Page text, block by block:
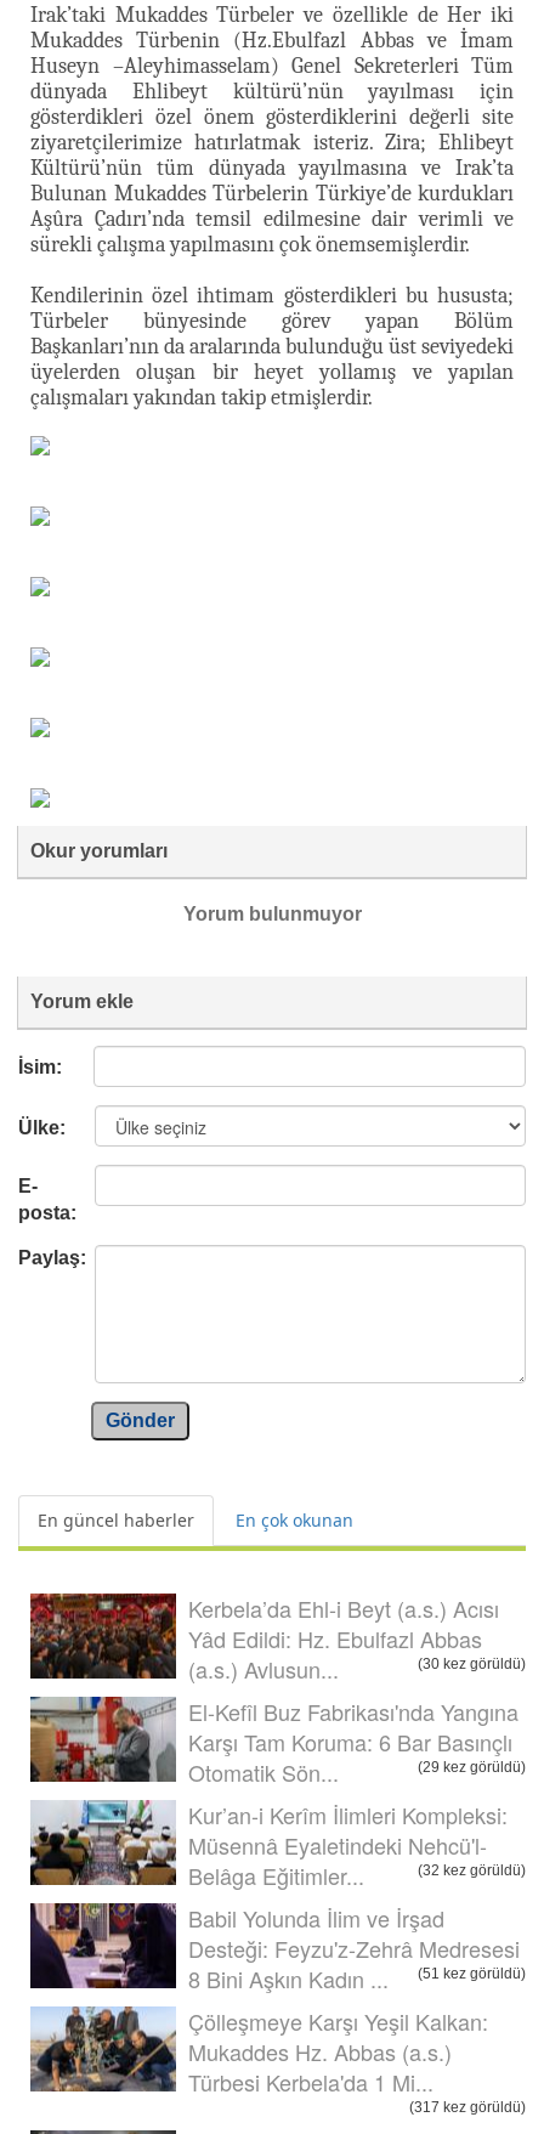
Irak’taki Mukaddes Türbeler ve özellikle de Her iki
Mukaddes Türbenin (Hz.Ebulfazl Abbas ve İmam
Huseyn –Aleyhimasselam) Genel Sekreterleri Tüm
dünyada Ehlibeyt kültürü’nün yayılması için
gösterdikleri özel önem gösterdiklerini değerli site
ziyaretçilerimize hatırlatmak isteriz. Zira; Ehlibeyt
Kültürü’nün tüm dünyada yayılmasına ve Irak’ta
Bulunan Mukaddes Türbelerin Türkiye’de kurdukları
Aşûra Çadırı’nda temsil edilmesine dair verimli ve
sürekli çalışma yapılmasını çok önemsemişlerdir.
Kendilerinin özel ihtimam gösterdikleri bu hususta;
Türbeler bünyesinde görev yapan Bölüm
Başkanları’nın da aralarında bulunduğu üst seviyedeki
üyelerden oluşan bir heyet yollamış ve yapılan
çalışmaları yakından takip etmişlerdir.
Okur yorumları
Yorum bulunmuyor
Yorum ekle
İsim:
Ülke:
E-
posta:
Paylaş:
Gönder
En güncel haberler En çok okunan
Kerbela’da Ehl-i Beyt (a.s.) Acısı
Yâd Edildi: Hz. Ebulfazl Abbas
(a.s.) Avlusun...
(30 kez görüldü)
El-Kefîl Buz Fabrikası'nda Yangına
Karşı Tam Koruma: 6 Bar Basınçlı
Otomatik Sön...
(29 kez görüldü)
Kur’an-i Kerîm İlimleri Kompleksi:
Müsennâ Eyaletindeki Nehcü'l-
Belâga Eğitimler...
(32 kez görüldü)
Babil Yolunda İlim ve İrşad
Desteği: Feyzu'z-Zehrâ Medresesi
8 Bini Aşkın Kadın ...
(51 kez görüldü)
Çölleşmeye Karşı Yeşil Kalkan:
Mukaddes Hz. Abbas (a.s.)
Türbesi Kerbela'da 1 Mi...
(317 kez görüldü)